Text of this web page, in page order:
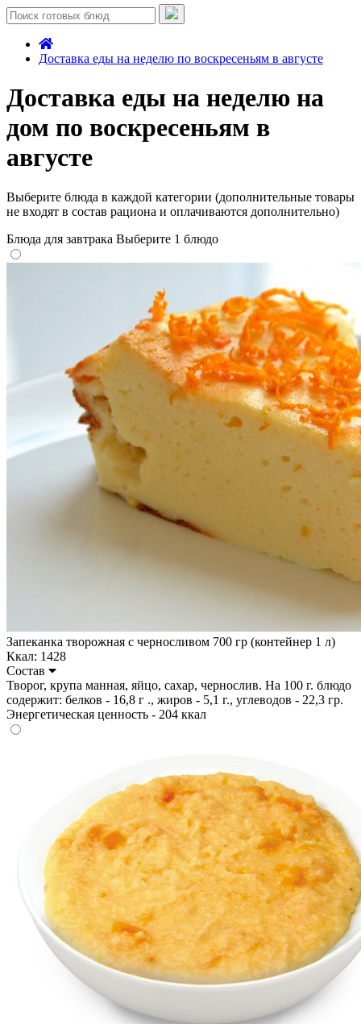
Доставка еды на неделю по воскресеньям в августе
Доставка еды на неделю на
дом по воскресеньям в
августе
Выберите блюда в каждой категории (дополнительные товары
не входят в состав рациона и оплачиваются дополнительно)
Блюда для завтрака Выберите 1 блюдо
Запеканка творожная с черносливом 700 гр (контейнер 1 л)
Ккал: 1428
Состав
Творог, крупа манная, яйцо, сахар, чернослив. На 100 г. блюдо
содержит: белков - 16,8 г ., жиров - 5,1 г., углеводов - 22,3 гр.
Энергетическая ценность - 204 ккал